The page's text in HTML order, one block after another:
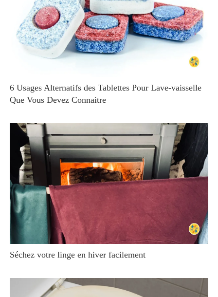
6 Usages Alternatifs des Tablettes Pour Lave-vaisselle
Que Vous Devez Connaitre
Séchez votre linge en hiver facilement